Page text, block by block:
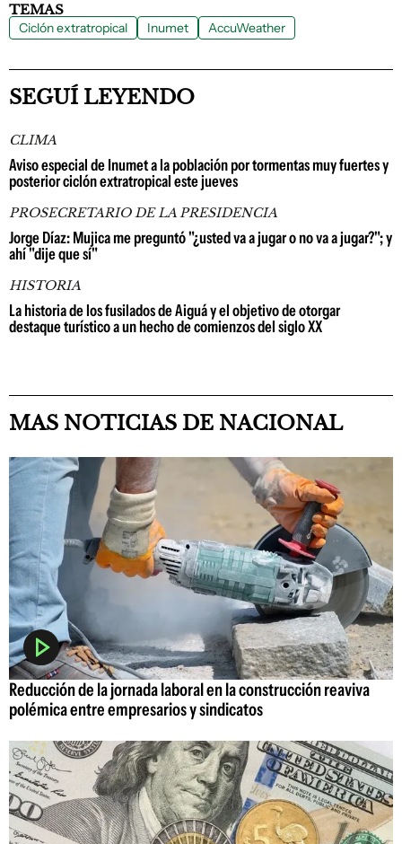
TEMAS
Ciclón extratropical Inumet AccuWeather
SEGUÍ LEYENDO
CLIMA
Aviso especial de Inumet a la población por tormentas muy fuertes y
posterior ciclón extratropical este jueves
PROSECRETARIO DE LA PRESIDENCIA
Jorge Díaz: Mujica me preguntó "¿usted va a jugar o no va a jugar?"; y
ahí "dije que sí"
HISTORIA
La historia de los fusilados de Aiguá y el objetivo de otorgar
destaque turístico a un hecho de comienzos del siglo XX
MAS NOTICIAS DE NACIONAL
Reducción de la jornada laboral en la construcción reaviva
polémica entre empresarios y sindicatos